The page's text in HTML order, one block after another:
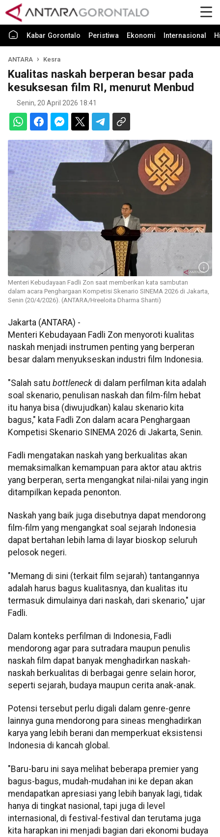
Kabar Gorontalo Peristiwa Ekonomi Internasional
ANTARA Kesra
Kualitas naskah berperan besar pada
kesuksesan film RI, menurut Menbud
Senin, 20 April 2026 18:41
Menteri Kebudayaan Fadli Zon saat memberikan kata sambutan
dalam acara Penghargaan Kompetisi Skenario SINEMA 2026 di Jakarta,
Senin (20/4/2026). (ANTARA/Hreeloita Dharma Shanti)
Jakarta (ANTARA) -
Menteri Kebudayaan Fadli Zon menyoroti kualitas
naskah menjadi instrumen penting yang berperan
besar dalam menyukseskan industri film Indonesia.
"Salah satu bottleneck di dalam perfilman kita adalah
soal skenario, penulisan naskah dan film-film hebat
itu hanya bisa (diwujudkan) kalau skenario kita
bagus," kata Fadli Zon dalam acara Penghargaan
Kompetisi Skenario SINEMA 2026 di Jakarta, Senin.
Fadli mengatakan naskah yang berkualitas akan
memaksimalkan kemampuan para aktor atau aktris
yang berperan, serta mengangkat nilai-nilai yang ingin
ditampilkan kepada penonton.
Naskah yang baik juga disebutnya dapat mendorong
film-film yang mengangkat soal sejarah Indonesia
dapat bertahan lebih lama di layar bioskop seluruh
pelosok negeri.
"Memang di sini (terkait film sejarah) tantangannya
adalah harus bagus kualitasnya, dan kualitas itu
termasuk dimulainya dari naskah, dari skenario," ujar
Fadli.
Dalam konteks perfilman di Indonesia, Fadli
mendorong agar para sutradara maupun penulis
naskah film dapat banyak menghadirkan naskah-
naskah berkualitas di berbagai genre selain horor,
seperti sejarah, budaya maupun cerita anak-anak.
Potensi tersebut perlu digali dalam genre-genre
lainnya guna mendorong para sineas menghadirkan
karya yang lebih berani dan memperkuat eksistensi
Indonesia di kancah global.
"Baru-baru ini saya melihat beberapa premier yang
bagus-bagus, mudah-mudahan ini ke depan akan
mendapatkan apresiasi yang lebih banyak lagi, tidak
hanya di tingkat nasional, tapi juga di level
internasional, di festival-festival dan terutama juga
kita harapkan ini menjadi bagian dari ekonomi budaya